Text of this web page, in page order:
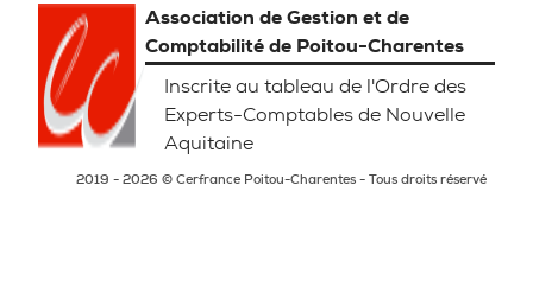
Association de Gestion et de
Comptabilité de Poitou-Charentes
Inscrite au tableau de l'Ordre des
Experts-Comptables de Nouvelle
Aquitaine
2019 - 2026 © Cerfrance Poitou-Charentes - Tous droits réservé